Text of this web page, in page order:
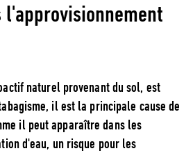
l'approvisionnement
naturel provenant du sol, est
il est la principale cause de
il peut apparaître dans les
d'eau, un risque pour les